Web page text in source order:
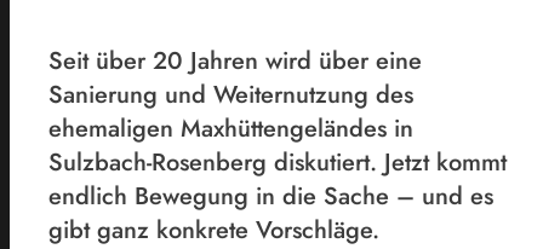
Seit über 20 Jahren wird über eine
Sanierung und Weiternutzung des
ehemaligen Maxhüttengeländes in
Sulzbach-Rosenberg diskutiert. Jetzt kommt
endlich Bewegung in die Sache – und es
gibt ganz konkrete Vorschläge.